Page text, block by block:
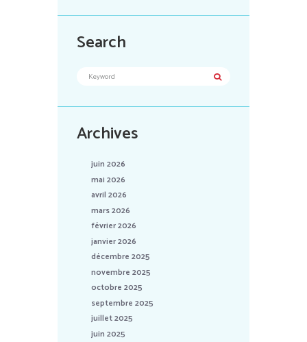
Search
Archives
juin 2026
mai 2026
avril 2026
mars 2026
février 2026
janvier 2026
décembre 2025
novembre 2025
octobre 2025
septembre 2025
juillet 2025
juin 2025